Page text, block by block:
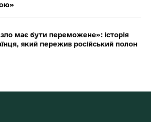
має бути переможене»: історія
який пережив російський полон